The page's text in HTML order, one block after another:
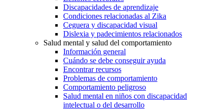
Discapacidades de aprendizaje
Condiciones relacionadas al Zika
Ceguera y discapacidad visual
Dislexia y padecimientos relacionados
Salud mental y salud del comportamiento
Información general
Cuándo se debe conseguir ayuda
Encontrar recursos
Problemas de comportamiento
Comportamiento peligroso
Salud mental en niños con discapacidad
intelectual o del desarrollo